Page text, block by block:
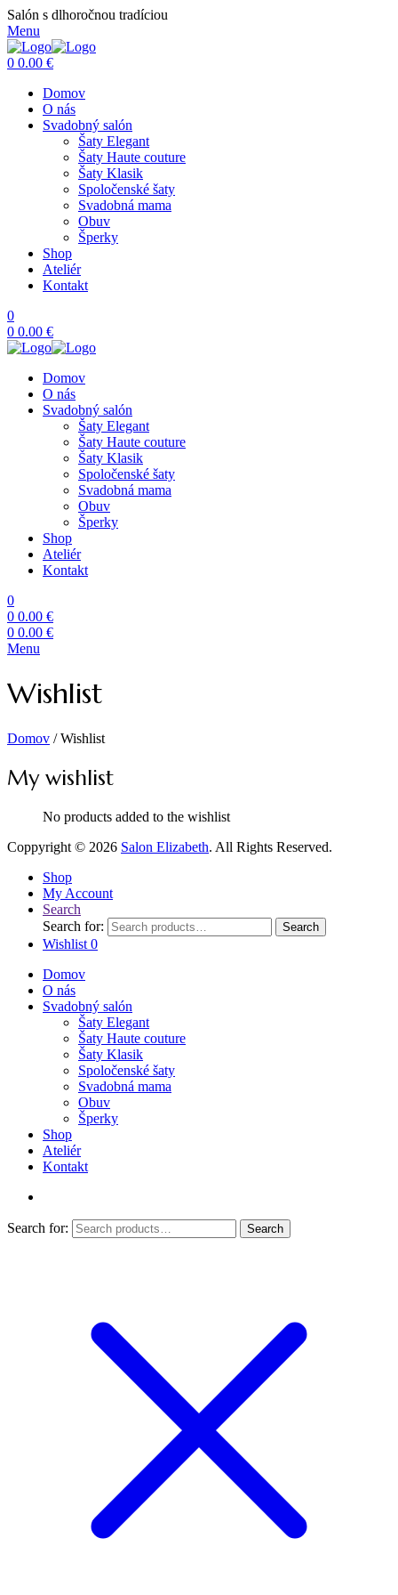
Salón s dlhoročnou tradíciou
Menu
0 0.00 €
Domov
O nás
Svadobný salón
Šaty Elegant
Šaty Haute couture
Šaty Klasik
Spoločenské šaty
Svadobná mama
Obuv
Šperky
Shop
Ateliér
Kontakt
0
0 0.00 €
Domov
O nás
Svadobný salón
Šaty Elegant
Šaty Haute couture
Šaty Klasik
Spoločenské šaty
Svadobná mama
Obuv
Šperky
Shop
Ateliér
Kontakt
0
0 0.00 €
0 0.00 €
Menu
Wishlist
Domov /Wishlist
My wishlist
No products added to the wishlist
Coppyright © 2026 Salon Elizabeth. All Rights Reserved.
Shop
My Account
Search
Search for:
Search
Wishlist 0
Domov
O nás
Svadobný salón
Šaty Elegant
Šaty Haute couture
Šaty Klasik
Spoločenské šaty
Svadobná mama
Obuv
Šperky
Shop
Ateliér
Kontakt
Search for: Search